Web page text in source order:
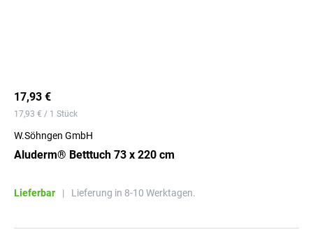
17,93 €
17,93 € / 1 Stück
W.Söhngen GmbH
Aluderm® Betttuch 73 x 220 cm
Lieferbar | Lieferung in 8-10 Werktagen.